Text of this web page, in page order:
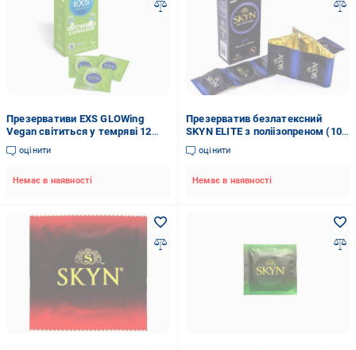
Презервативи EXS GLOWing
Vegan світиться у темряві 12
шт. (07997/12exsglow)
оцінити
Немає в наявності
Презерватив безлатексний
SKYN ELITE з поліізопреном (10-
12-4470355)
оцінити
Немає в наявності